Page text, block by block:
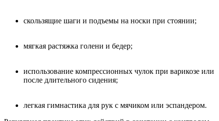
скользящие шаги и подъемы на носки при стоянии;
мягкая растяжка голени и бедер;
использование компрессионных чулок при варикозе или
после длительного сидения;
легкая гимнастика для рук с мячиком или эспандером.